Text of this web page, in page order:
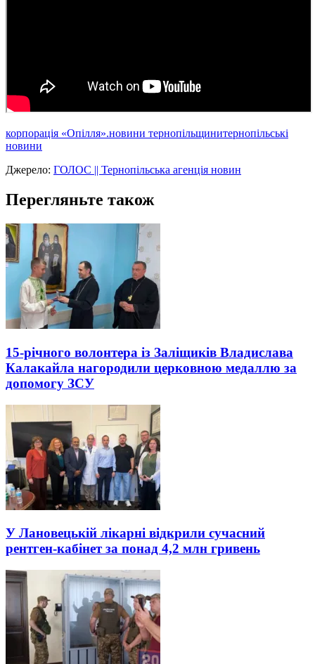
корпорація «Опілля».новини тернопільщинитернопільські
новини
Джерело: ГОЛОС || Тернопільська агенція новин
Перегляньте також
15-річного волонтера із Заліщиків Владислава
Калакайла нагородили церковною медаллю за
допомогу ЗСУ
У Лановецькій лікарні відкрили сучасний
рентген-кабінет за понад 4,2 млн гривень